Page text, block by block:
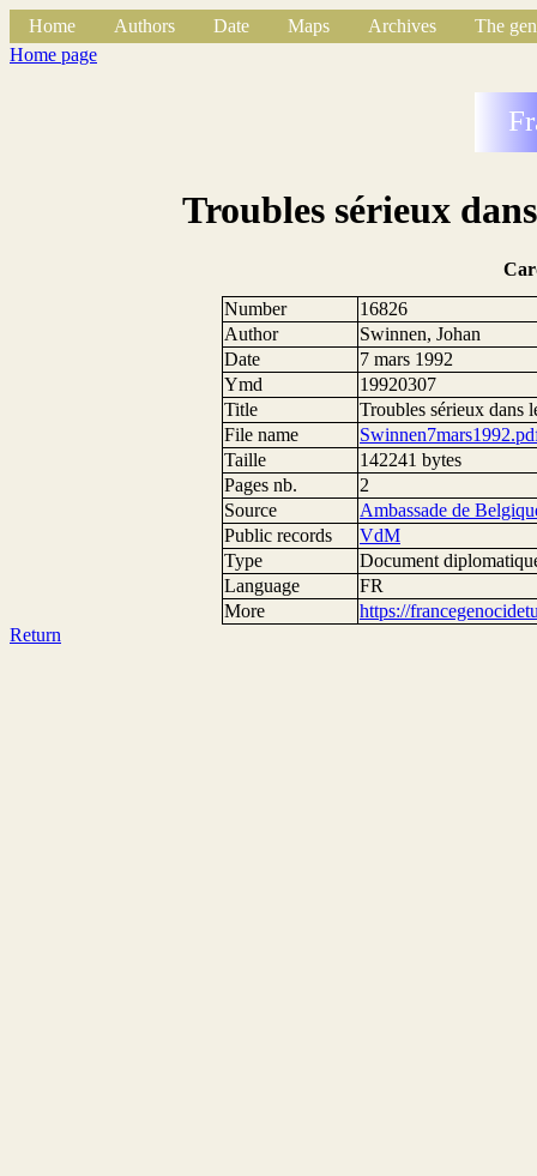
Home Authors Date Maps Archives
The
Home page
Troubles sérieux
Number
16826
Author
Swinnen, Johan
Date
7 mars 1992
Ymd
19920307
Title
Troubles sérieux dans
File name
Taille
142241 bytes
Pages nb.
2
Source
Ambassade de
Public records
VdM
Type
Document
Language
FR
More
https://
Return